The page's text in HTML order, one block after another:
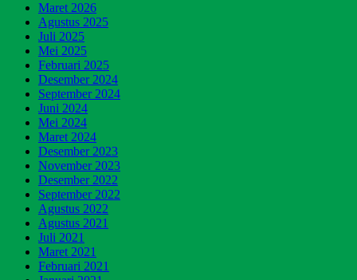
Maret 2026
Agustus 2025
Juli 2025
Mei 2025
Februari 2025
Desember 2024
September 2024
Juni 2024
Mei 2024
Maret 2024
Desember 2023
November 2023
Desember 2022
September 2022
Agustus 2022
Agustus 2021
Juli 2021
Maret 2021
Februari 2021